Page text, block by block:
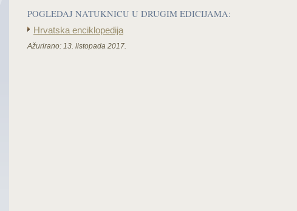
POGLEDAJ NATUKNICU U DRUGIM EDICIJAMA:
Hrvatska enciklopedija
Ažurirano: 13. listopada 2017.